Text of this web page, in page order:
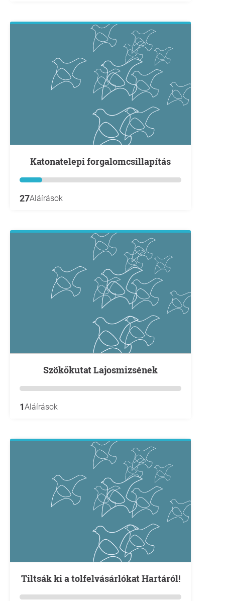
Katonatelepi forgalomcsillapítás
27Aláírások
Szökőkutat Lajosmizsének
1Aláírások
Tiltsák ki a tolfelvásárlókat Hartáról!